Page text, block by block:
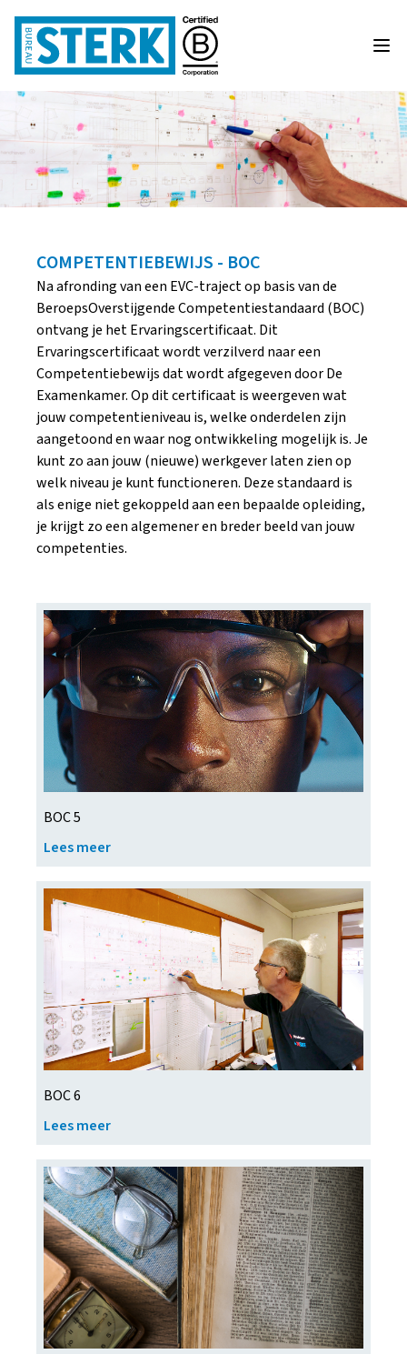
COMPETENTIEBEWIJS - BOC
Na afronding van een EVC-traject op basis van de
BeroepsOverstijgende Competentiestan­daard (BOC)
ontvang je het Ervaringscertificaat. Dit
Ervaringscertificaat wordt verzilverd naar een
Competentiebewijs dat wordt afgegeven door De
Examenkamer. Op dit certificaat is weergeven wat
jouw competentieniveau is, welke onderdelen zijn
aan­getoond en waar nog ontwikkeling mogelijk is. Je
kunt zo aan jouw (nieuwe) werkgever laten zien op
welk niveau je kunt functioneren. Deze standaard is
als enige niet gekoppeld aan een bepaalde opleiding,
je krijgt zo een algemener en breder beeld van jouw
competenties.
BOC 5
Lees meer
BOC 6
Lees meer